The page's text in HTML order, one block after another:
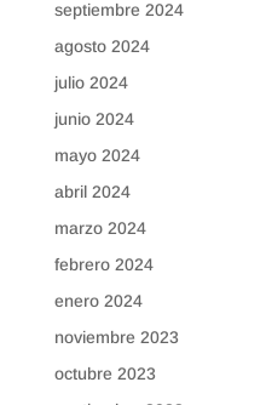
septiembre 2024
agosto 2024
julio 2024
junio 2024
mayo 2024
abril 2024
marzo 2024
febrero 2024
enero 2024
noviembre 2023
octubre 2023